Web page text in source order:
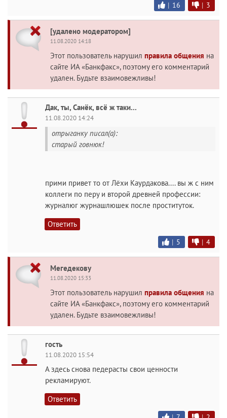
| 16 | 3
[удалено модератором]
11.08.2020 14:18
Этот пользователь нарушил правила общения на
сайте ИА «Банкфакс», поэтому его комментарий
удален. Будьте взаимовежливы!
Дак, ты, Санёк, всё ж таки...
11.08.2020 14:24
отрыганку писал(а):
старый говнюк!
прими привет то от Лёхи Каурдакова.... вы ж с ним
коллеги по перу и второй древней профессии:
журналюг журнашлюшек после проституток.
Ответить
| 5 | 4
Мегедекову
11.08.2020 15:33
Этот пользователь нарушил правила общения на
сайте ИА «Банкфакс», поэтому его комментарий
удален. Будьте взаимовежливы!
гость
11.08.2020 15:54
А здесь снова педерасты свои ценности
рекламируют.
Ответить